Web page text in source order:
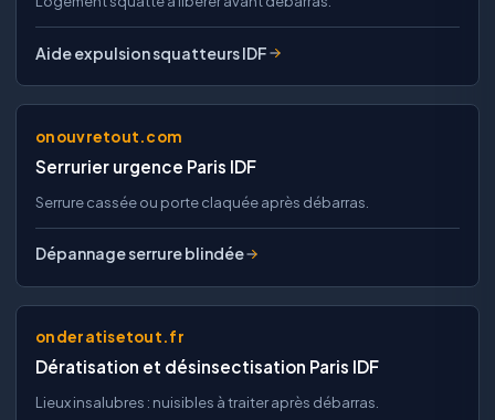
Aide expulsion squatteurs IDF
onouvretout.com
Serrurier urgence Paris IDF
Serrure cassée ou porte claquée après débarras.
Dépannage serrure blindée
onderatisetout.fr
Dératisation et désinsectisation Paris IDF
Lieux insalubres : nuisibles à traiter après débarras.